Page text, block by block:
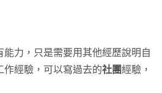
力，只是需要用其他經歷說明自
作經驗，可以寫過去的社團經驗，